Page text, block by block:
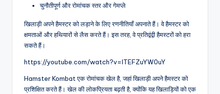
चुनौतीपूर्ण और रोमांचक स्तर और गेमप्ले
खिलाड़ी अपने हैमस्टर को लड़ाने के लिए रणनीतियाँ अपनाते हैं। वे हैमस्टर को
क्षमताओं और हथियारों से लैस करते हैं। इस तरह, वे प्रतिद्वंद्वी हैमस्टरों को हरा
सकते हैं।
https://youtube.com/watch?v=lTEFZuYW0uY
Hamster Kombat एक रोमांचक खेल है, जहां खिलाड़ी अपने हैमस्टर को
प्रशिक्षित करते हैं। खेल की लोकप्रियता बढ़ती है, क्योंकि यह खिलाड़ियों को एक